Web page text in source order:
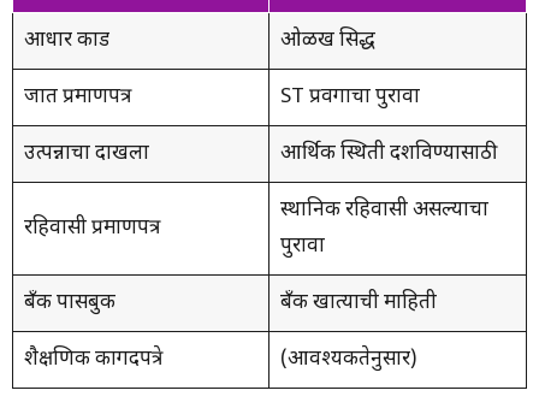
आधार कार्ड ओळख सिद्ध
जात प्रमाणपत्र ST प्रवर्गाचा पुरावा
उत्पन्नाचा दाखला आर्थिक स्थिती दर्शविण्यासाठी
रहिवासी प्रमाणपत्र
स्थानिक रहिवासी असल्याचा
पुरावा
बँक पासबुक बँक खात्याची माहिती
शैक्षणिक कागदपत्रे (आवश्यकतेनुसार)